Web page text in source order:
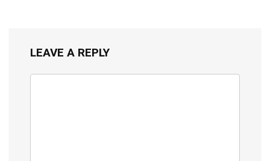
LEAVE A REPLY